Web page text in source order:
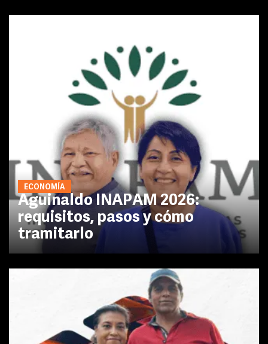
ECONOMÍA
Aguinaldo INAPAM 2026:
requisitos, pasos y cómo
tramitarlo